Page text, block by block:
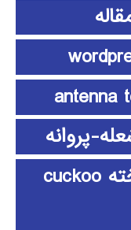
پروانه
الگوریتم جستجوی فاخته cuckoo